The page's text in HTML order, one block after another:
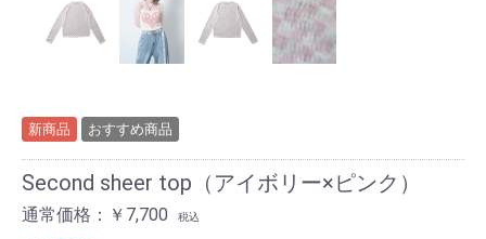
新商品 おすすめ商品
Second sheer top（アイボリー×ピンク）
通常価格：￥7,700 税込